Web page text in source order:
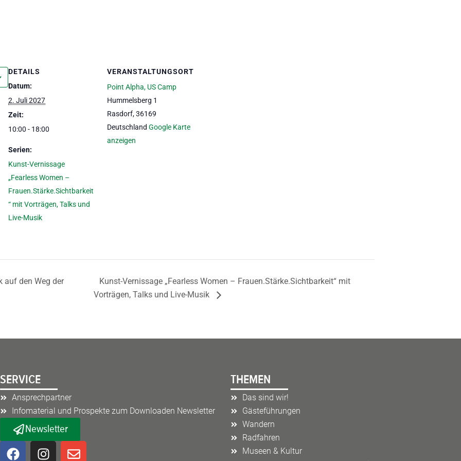
DETAILS
Datum:
2. Juli 2027
Zeit:
10:00 - 18:00
Serien:
Kunst-Vernissage
„Fearless Women –
Frauen.Stärke.Sichtbarkeit
“ mit Vorträgen, Talks und
Live-Musik
VERANSTALTUNGSORT
Point Alpha, US Camp
Hummelsberg 1
Rasdorf,36169
Deutschland Google Karte
anzeigen
auf den Weg der
Kunst-Vernissage „Fearless Women – Frauen.Stärke.Sichtbarkeit“ mit
Vorträgen, Talks und Live-Musik
SERVICE
Ansprechpartner
Infomaterial und Prospekte zum Downloaden Newsletter
Newsletter
F
I
E
THEMEN
Das sind wir!
Gästeführungen
Wandern
Radfahren
Museen & Kultur